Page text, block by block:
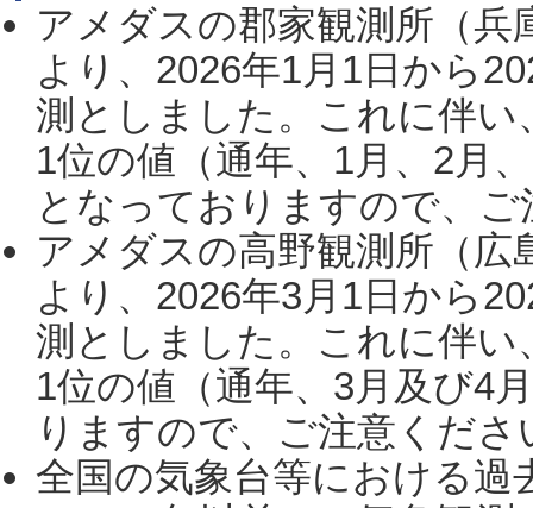
アメダスの郡家観測所（
より、2026年1月1日から
測としました。これに伴い
1位の値（通年、1月、2月
となっておりますので、
アメダスの高野観測所（
より、2026年3月1日から
測としました。これに伴い
1位の値（通年、3月及び4
りますので、ご注意くだ
全国の気象台等における過